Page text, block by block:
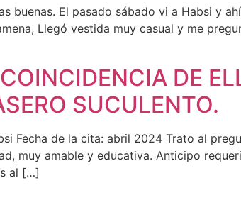
buenas. El pasado sábado vi a Habsi y
Llegó vestida muy casual y me
COINCIDENCIA DE
SUCULENTO.
Fecha de la cita: abril 2024 Trato al
muy amable y educativa. Anticipo
al […]